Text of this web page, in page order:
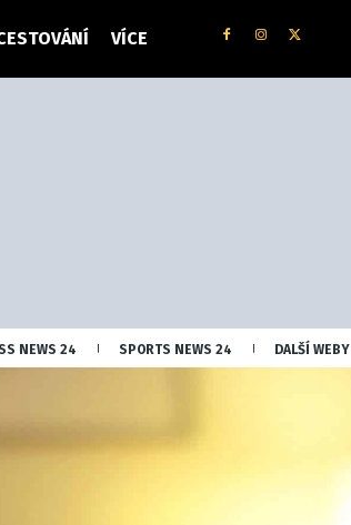
VÍCE
NEWS 24 SPORTS NEWS 24 DALŠÍ WEBY